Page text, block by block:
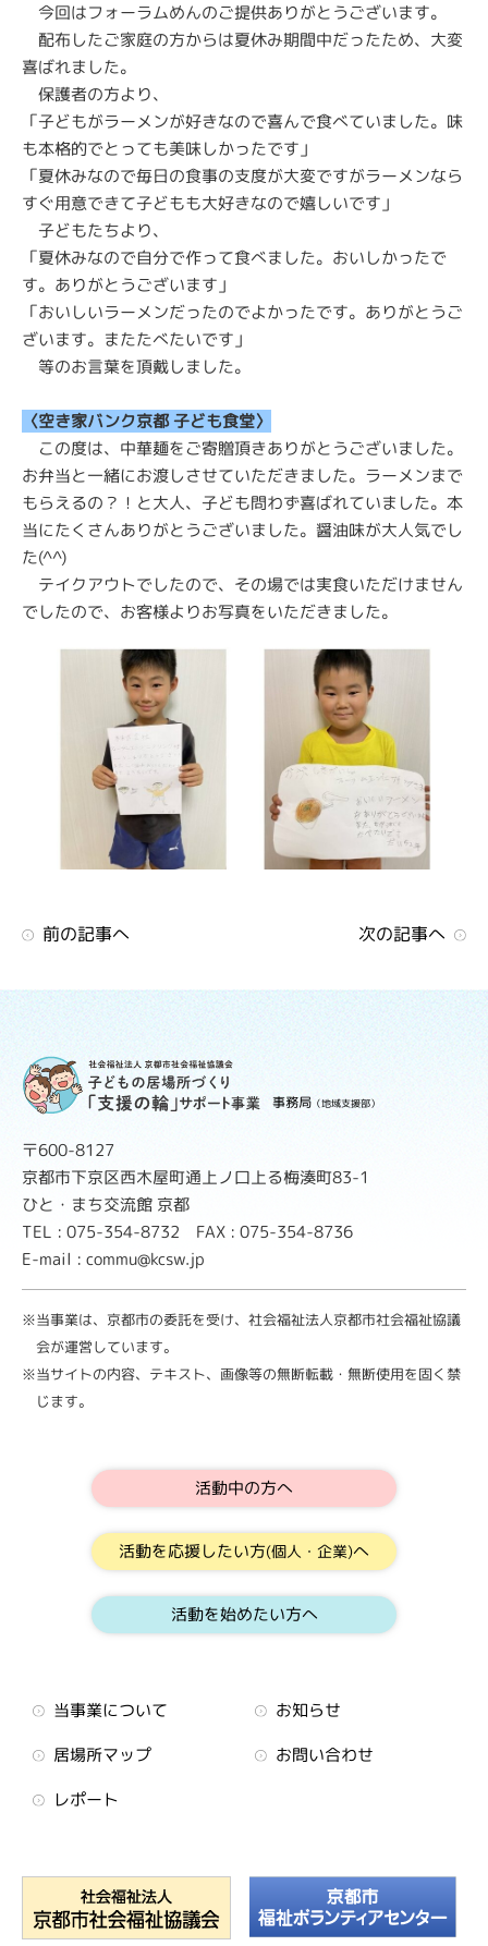
今回はフォーラムめんのご提供ありがとうございます。
配布したご家庭の方からは夏休み期間中だったため、大変
喜ばれました。
保護者の方より、
「子どもがラーメンが好きなので喜んで食べていました。味
も本格的でとっても美味しかったです」
「夏休みなので毎日の食事の支度が大変ですがラーメンなら
すぐ用意できて子どもも大好きなので嬉しいです」
子どもたちより、
「夏休みなので自分で作って食べました。おいしかったで
す。ありがとうございます」
「おいしいラーメンだったのでよかったです。ありがとうご
ざいます。またたべたいです」
等のお言葉を頂戴しました。
〈空き家バンク京都 子ども食堂〉
この度は、中華麺をご寄贈頂きありがとうございました。
お弁当と一緒にお渡しさせていただきました。ラーメンまで
もらえるの？！と大人、子ども問わず喜ばれていました。本
当にたくさんありがとうございました。醤油味が大人気でし
た(^^)
テイクアウトでしたので、その場では実食いただけません
でしたので、お客様よりお写真をいただきました。
前の記事へ 次の記事へ
事務局 （地域支援部）
〒600-8127
京都市下京区西木屋町通上ノ口上る梅湊町83-1
ひと・まち交流館 京都
TEL : 075-354-8732 FAX : 075-354-8736
E-mail : commu@kcsw.jp
※当事業は、京都市の委託を受け、社会福祉法人京都市社会福祉協議
会が運営しています。
※当サイトの内容、テキスト、画像等の無断転載・無断使用を固く禁
じます。
活動中の方へ
活動を応援したい方(個人・企業)へ
活動を始めたい方へ
当事業について
お知らせ
居場所マップ
お問い合わせ
レポート